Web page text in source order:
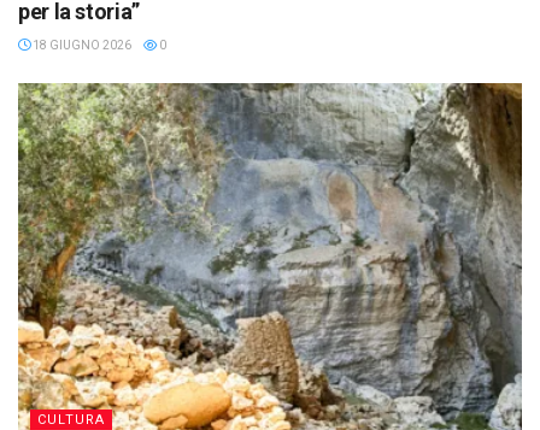
per la storia”
18 GIUGNO 2026 0
CULTURA